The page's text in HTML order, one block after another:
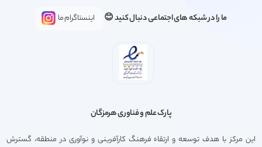
ما را در شبکه های اجتماعی دنبال کنید 😊 اینستاگرام ما
پارک علم و فناوری هرمزگان
این مرکز با هدف توسعه و ارتقاء فرهنگ کارآفرینی و نوآوری در منطقه، گسترش